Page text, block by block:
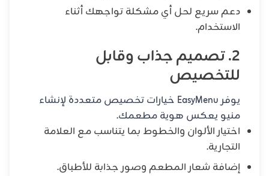
دعم سريع لحل أي مشكلة تواجهك أثناء
الاستخدام.
2. تصميم جذاب وقابل
للتخصيص
يوفر EasyMenu خيارات تخصيص متعددة لإنشاء
منيو يعكس هوية مطعمك.
اختيار الألوان والخطوط بما يتناسب مع العلامة
التجارية.
إضافة شعار المطعم وصور جذابة للأطباق.